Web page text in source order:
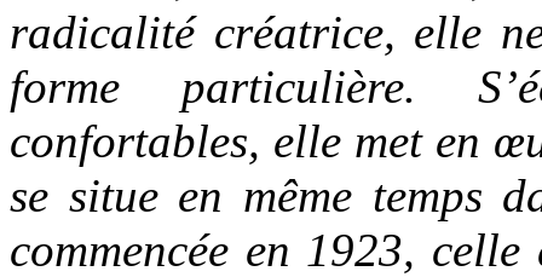
radicalité créatrice, elle
forme particulière.
confortables, elle met en
se situe en même temps
commencée en 1923,